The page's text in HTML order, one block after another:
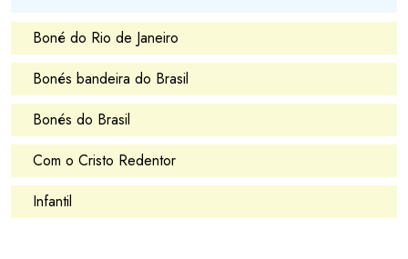
Boné do Rio de Janeiro
Bonés bandeira do Brasil
Bonés do Brasil
Com o Cristo Redentor
Infantil